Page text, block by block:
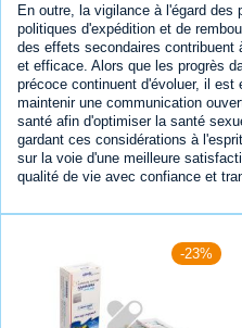
En outre, la vigilance à l'égard
politiques d'expédition et de
des effets secondaires contribuent
et efficace. Alors que les progrès
précoce continuent d'évoluer, il
maintenir une communication
santé afin d'optimiser la santé
gardant ces considérations à
sur la voie d'une meilleure
qualité de vie avec confiance et
-23%